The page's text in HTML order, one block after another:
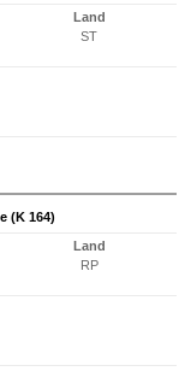
Land
ST
(K 164)
Land
RP